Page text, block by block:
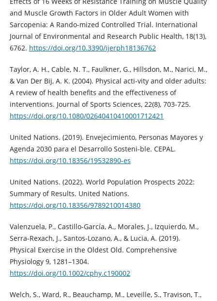
and Muscle Growth Factors in Older Adult Women with
Sarcopenia: A Rando-mized Controlled Trial. International
Journal of Environmental and Research Public Health, 18(13),
6762. https://doi.org/10.3390/ijerph18136762
Taylor, A. H., Cable, N. T., Faulkner, G., Hillsdon, M., Narici, M.,
& Van Der Bij, A. K. (2004). Physical acti-vity and older adults:
A review of health benefits and the effectiveness of
interventions. Journal of Sports Sciences, 22(8), 703-725.
https://doi.org/10.1080/02640410410001712421
United Nations. (2019). Envejecimiento, Personas Mayores y
Agenda 2030 para el Desarrollo Sosteni-ble. CEPAL.
https://doi.org/10.18356/19532890-es
United Nations. (2022). World Population Prospects 2022:
Summary of Results. United Nations.
https://doi.org/10.18356/9789210014380
Valenzuela, P., Castillo-García, A., Morales, J., Izquierdo, M.,
Serra-Rexach, J., Santos-Lozano, A., & Lucia, A. (2019).
Physical Exercise in the Oldest Old. Comprehensive
Physiology 9, 1281–1304.
https://doi.org/10.1002/cphy.c190002
Welch, S., Ward, R., Beauchamp, M., Leveille, S., Travison, T.,